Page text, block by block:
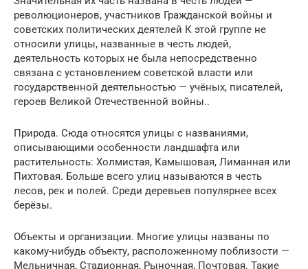
революционеров, участников Гражданской войны и
советских политических деятелей К этой группе не
относили улицы, названные в честь людей,
деятельность которых не была непосредственно
связана с установлением советской власти или
государственной деятельностью — учёных, писателей,
героев Великой Отечественной войны..
Природа. Сюда относятся улицы с названиями,
описывающими особенности ландшафта или
растительность: Холмистая, Камышовая, Лиманная или
Пихтовая. Больше всего улиц называются в честь
лесов, рек и полей. Среди деревьев популярнее всех
берёзы.
Объекты и организации. Многие улицы названы по
какому-нибудь объекту, расположенному поблизости —
Мельничная, Стадионная, Рыночная, Почтовая. Такие